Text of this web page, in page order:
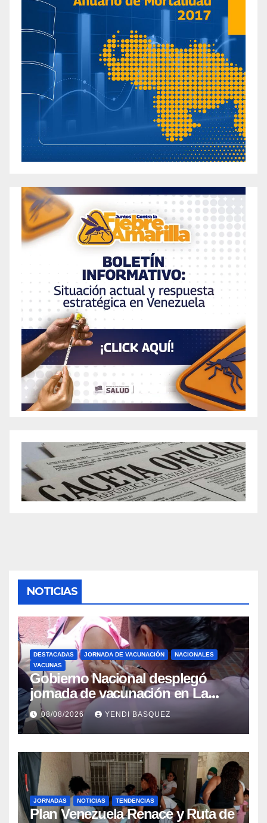
NOTICIAS
DESTACADAS JORNADA DE VACUNACIÓN
NACIONALES
VACUNAS
Gobierno Nacional desplegó
jornada de vacunación en La
Guaira para garantizar protección
epidemiológica
08/08/2026 YENDI BASQUEZ
JORNADAS NOTICIAS TENDENCIAS
Plan Venezuela Renace y Ruta de